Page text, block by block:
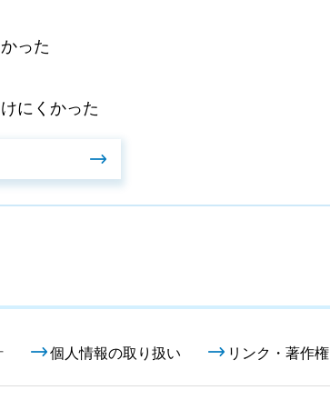
った
にくかった
個人情報の取り扱い リンク・著作権